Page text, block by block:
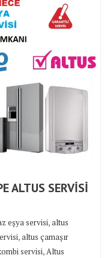
ALTUS SERVİSİ
eşya servisi,altus
,altus çamaşır
servisi,Altus